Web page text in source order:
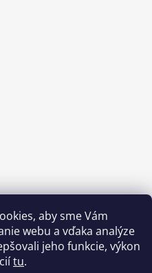
aby sme Vám
webu a vďaka analýze
jeho funkcie, výkon
tu.